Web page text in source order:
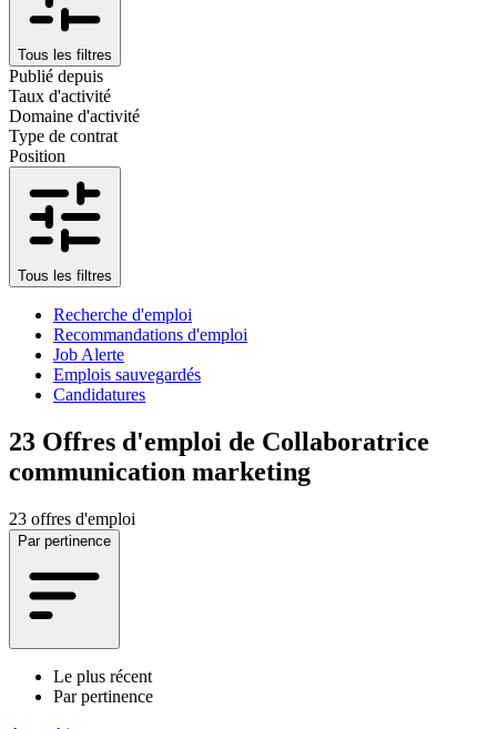
Tous les filtres
Publié depuis
Taux d'activité
Domaine d'activité
Type de contrat
Position
Tous les filtres
Recherche d'emploi
Recommandations d'emploi
Job Alerte
Emplois sauvegardés
Candidatures
23 Offres d'emploi de Collaboratrice
communication marketing
23 offres d'emploi
Par pertinence
Le plus récent
Par pertinence